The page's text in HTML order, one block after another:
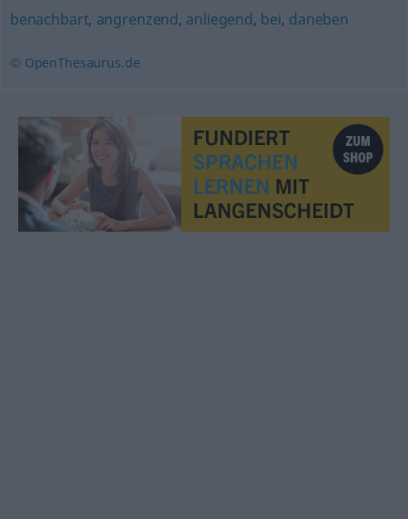
benachbart, angrenzend, anliegend, bei, daneben
© OpenThesaurus.de